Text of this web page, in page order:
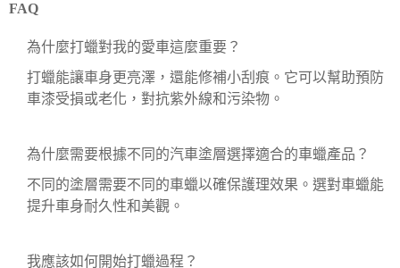
FAQ
為什麼打蠟對我的愛車這麼重要？
打蠟能讓車身更亮澤，還能修補小刮痕。它可以幫助預防
車漆受損或老化，對抗紫外線和污染物。
為什麼需要根據不同的汽車塗層選擇適合的車蠟產品？
不同的塗層需要不同的車蠟以確保護理效果。選對車蠟能
提升車身耐久性和美觀。
我應該如何開始打蠟過程？